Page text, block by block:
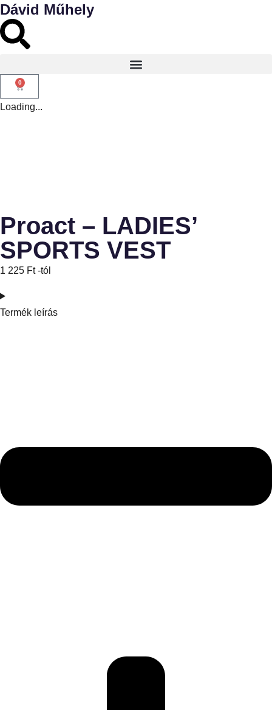
Dávid Műhely
0
Loading...
Proact – LADIES’
SPORTS VEST
1 225 Ft-tól
Termék leírás